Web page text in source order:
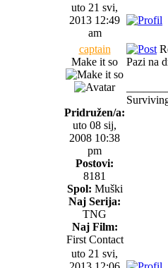
uto 21 svi,
2013 12:49
am
captain
Make it so
Pridružen/a:
uto 08 sij,
2008 10:38
pm
Postovi:
8181
Spol: Muški
Naj Serija:
TNG
Naj Film:
First Contact
Pazi na
uto 21 svi,